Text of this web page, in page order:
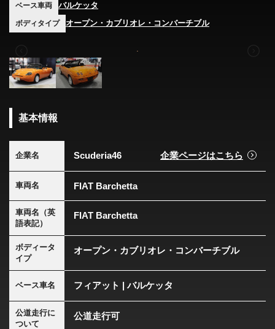
ベース車両 バルケッタ
ボディタイプ オープン・カブリオレ・コンバーチブル
基本情報
企業名 Scuderia46 企業ページはこちら
車両名 FIAT Barchetta
車両名（英
語表記）
FIAT Barchetta
ボディータ
イプ
オープン・カブリオレ・コンバーチブル
ベース車名 フィアット | バルケッタ
公道走行に
ついて
公道走行可